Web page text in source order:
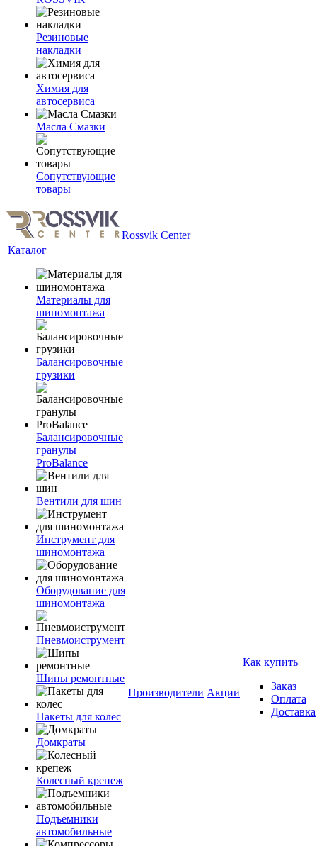
Резиновые
накладки
Химия для
автосервиса
Масла Смазки
Сопутствующие
товары
Rossvik Center
Каталог
Материалы для
шиномонтажа
Балансировочные
грузики
Балансировочные
гранулы
ProBalance
Вентили для шин
Инструмент для
шиномонтажа
Оборудование для
шиномонтажа
Пневмоиструмент
Шипы ремонтные
Пакеты для колес
Домкраты
Колесный крепеж
Подъемники
автомобильные
Производители Акции
Как купить
Заказ
Оплата
Доставка